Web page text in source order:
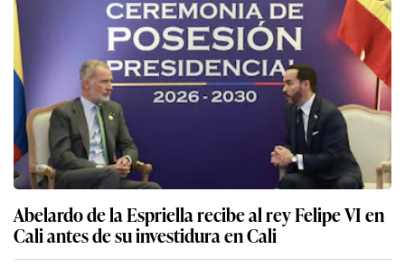
Abelardo de la Espriella recibe al rey Felipe VI en
Cali antes de su investidura en Cali